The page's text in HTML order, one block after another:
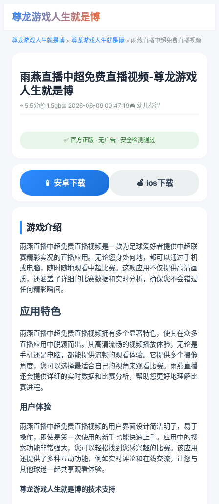
尊龙游戏人生就是博
尊龙游戏人生就是博 > 尊龙游戏人生就是博 > 雨燕直播中超免费直播视频
雨燕直播中超免费直播视频-尊龙游戏
人生就是博
⭐ 5.5分📦 1.5gb📅 2026-06-09 00:47:19🎮 幼儿益智
✅ 官方正版 · 无广告 · 安全检测通过
📱 安卓下载 🍎 ios下载
游戏介绍
雨燕直播中超免费直播视频是一款为足球爱好者提供中超联
赛精彩实况的直播应用。无论您身处何地，都可以通过手机
或电脑，随时随地观看中超比赛。这款应用不仅提供高清画
质，还涵盖了详细的比赛数据和实时分析，确保您不会错过
任何精彩瞬间。
应用特色
雨燕直播中超免费直播视频拥有多个显著特色，使其在众多
直播应用中脱颖而出。其高清流畅的视频播放体验，无论是
手机还是电脑，都能提供流畅的观看体验。它提供多个摄像
角度，您可以选择最适合自己的视角来观看比赛。雨燕直播
还会提供详细的实时数据和比赛分析，帮助您更好地理解比
赛进程。
用户体验
雨燕直播中超免费直播视频的用户界面设计简洁明了，易于
操作，即使是第一次使用的新手也能快速上手。应用中的搜
索功能非常强大，您可以轻松找到您感兴趣的比赛。该应用
还提供了多种互动功能，例如实时评论和在线交流，让您与
其他球迷一起共享观看体验。
尊龙游戏人生就是博的技术支持